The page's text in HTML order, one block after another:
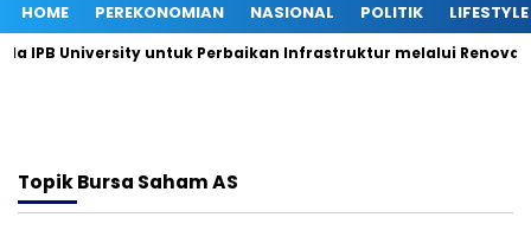
HOME PEREKONOMIAN NASIONAL POLITIK LIFESTYLE
IPB University untuk Perbaikan Infrastruktur melalui Renovasi
TopikBursa Saham AS